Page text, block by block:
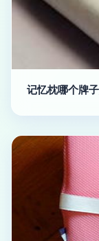
记忆枕哪个牌